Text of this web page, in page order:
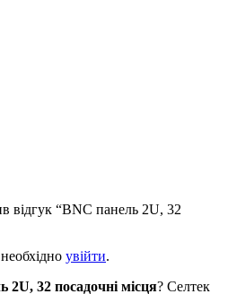
відгук “BNC панель 2U, 32
увійти.
2U, 32 посадочні місця? Селтек